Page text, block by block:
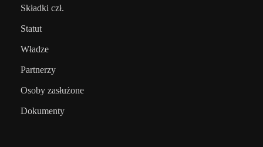
Składki czł.
Statut
Władze
Partnerzy
Osoby zasłużone
Dokumenty